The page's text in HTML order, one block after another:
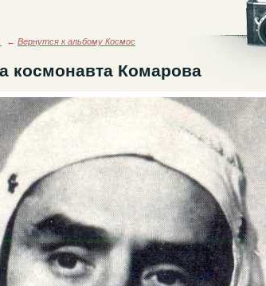
← Вернутся к альбому Космос
космонавта Комарова